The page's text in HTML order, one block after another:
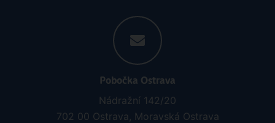
Pobočka Ostrava
Nádražní 142/20
702 00 Ostrava, Moravská Ostrava